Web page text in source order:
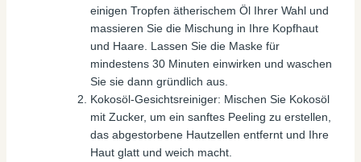
einigen Tropfen ätherischem Öl Ihrer Wahl und
massieren Sie die Mischung in Ihre Kopfhaut
und Haare. Lassen Sie die Maske für
mindestens 30 Minuten einwirken und waschen
Sie sie dann gründlich aus.
Kokosöl-Gesichtsreiniger: Mischen Sie Kokosöl
mit Zucker, um ein sanftes Peeling zu erstellen,
das abgestorbene Hautzellen entfernt und Ihre
Haut glatt und weich macht.